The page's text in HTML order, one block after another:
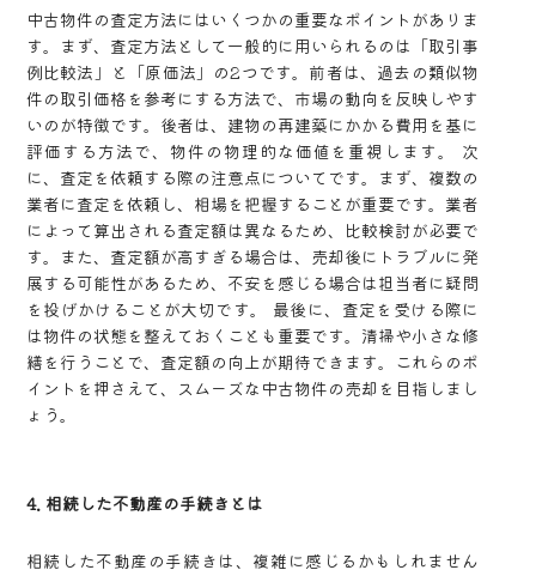
中古物件の査定方法にはいくつかの重要なポイントがありま
す。まず、査定方法として一般的に用いられるのは「取引事
例比較法」と「原価法」の2つです。前者は、過去の類似物
件の取引価格を参考にする方法で、市場の動向を反映しやす
いのが特徴です。後者は、建物の再建築にかかる費用を基に
評価する方法で、物件の物理的な価値を重視します。 次
に、査定を依頼する際の注意点についてです。まず、複数の
業者に査定を依頼し、相場を把握することが重要です。業者
によって算出される査定額は異なるため、比較検討が必要で
す。また、査定額が高すぎる場合は、売却後にトラブルに発
展する可能性があるため、不安を感じる場合は担当者に疑問
を投げかけることが大切です。 最後に、査定を受ける際に
は物件の状態を整えておくことも重要です。清掃や小さな修
繕を行うことで、査定額の向上が期待できます。これらのポ
イントを押さえて、スムーズな中古物件の売却を目指しまし
ょう。
4. 相続した不動産の手続きとは
相続した不動産の手続きは、複雑に感じるかもしれません